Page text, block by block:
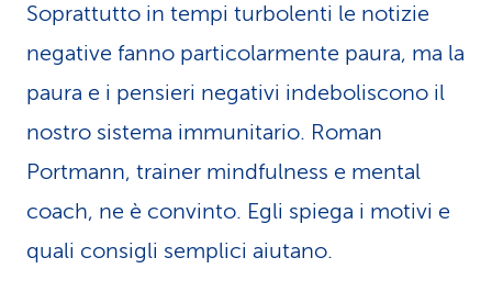
m
e
n
d
Soprattutto in tempi turbolenti le notizie
negative fanno particolarmente paura, ma la
paura e i pensieri negativi indeboliscono il
nostro sistema immunitario. Roman
Portmann, trainer mindfulness e mental
coach, ne è convinto. Egli spiega i motivi e
quali consigli semplici aiutano.